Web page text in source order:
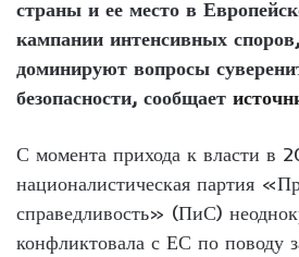
страны и ее место в
кампании интенсивных
доминируют вопросы
безопасности, сообщает
С момента прихода к власти в
националистическая партия
справедливость» (ПиС)
конфликтовала с ЕС по поводу